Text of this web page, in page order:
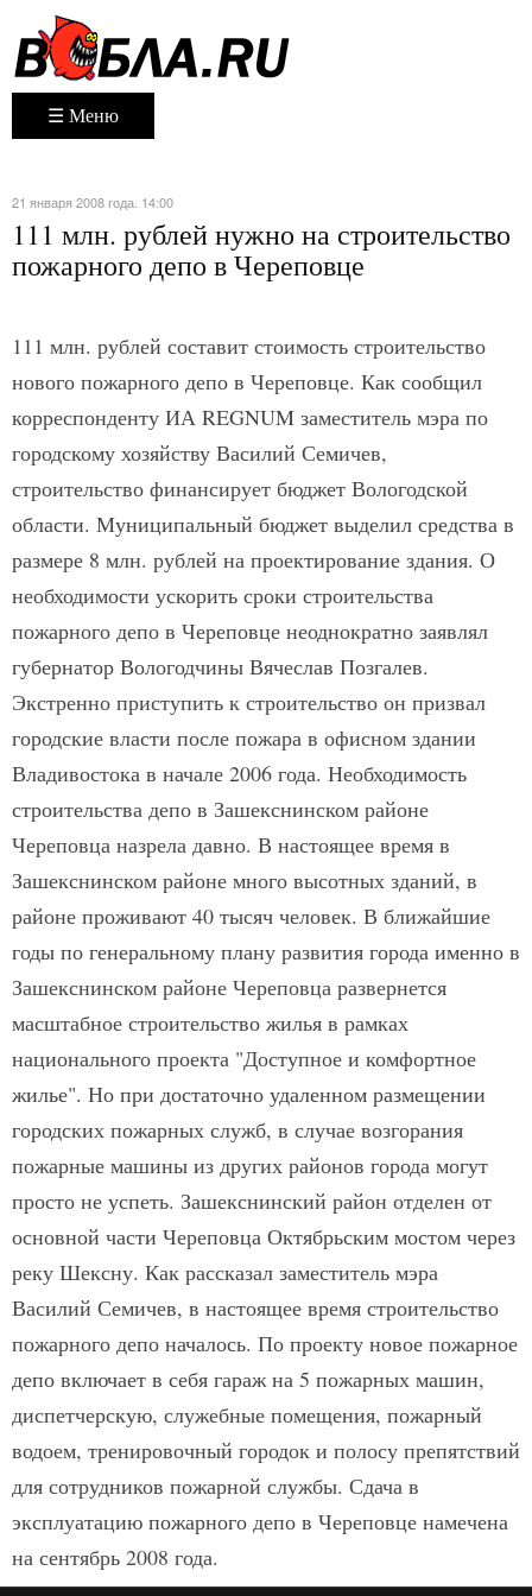
☰ Меню
21 января 2008 года. 14:00
111 млн. рублей нужно на строительство
пожарного депо в Череповце
111 млн. рублей составит стоимость строительство
нового пожарного депо в Череповце. Как сообщил
корреспонденту ИА REGNUM заместитель мэра по
городскому хозяйству Василий Семичев,
строительство финансирует бюджет Вологодской
области. Муниципальный бюджет выделил средства в
размере 8 млн. рублей на проектирование здания. О
необходимости ускорить сроки строительства
пожарного депо в Череповце неоднократно заявлял
губернатор Вологодчины Вячеслав Позгалев.
Экстренно приступить к строительство он призвал
городские власти после пожара в офисном здании
Владивостока в начале 2006 года. Необходимость
строительства депо в Зашекснинском районе
Череповца назрела давно. В настоящее время в
Зашекснинском районе много высотных зданий, в
районе проживают 40 тысяч человек. В ближайшие
годы по генеральному плану развития города именно в
Зашекснинском районе Череповца развернется
масштабное строительство жилья в рамках
национального проекта "Доступное и комфортное
жилье". Но при достаточно удаленном размещении
городских пожарных служб, в случае возгорания
пожарные машины из других районов города могут
просто не успеть. Зашекснинский район отделен от
основной части Череповца Октябрьским мостом через
реку Шексну. Как рассказал заместитель мэра
Василий Семичев, в настоящее время строительство
пожарного депо началось. По проекту новое пожарное
депо включает в себя гараж на 5 пожарных машин,
диспетчерскую, служебные помещения, пожарный
водоем, тренировочный городок и полосу препятствий
для сотрудников пожарной службы. Сдача в
эксплуатацию пожарного депо в Череповце намечена
на сентябрь 2008 года.